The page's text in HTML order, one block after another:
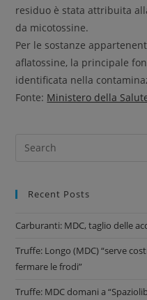
residuo è stata attribuita
da micotossine.
Per le sostanze
aflatossine, la principale
identificata nella
Fonte: Ministero della
Recent Posts
Carburanti: MDC, taglio delle
Truffe: Longo (MDC) “serve
fermare le frodi”
Truffe: MDC domani a